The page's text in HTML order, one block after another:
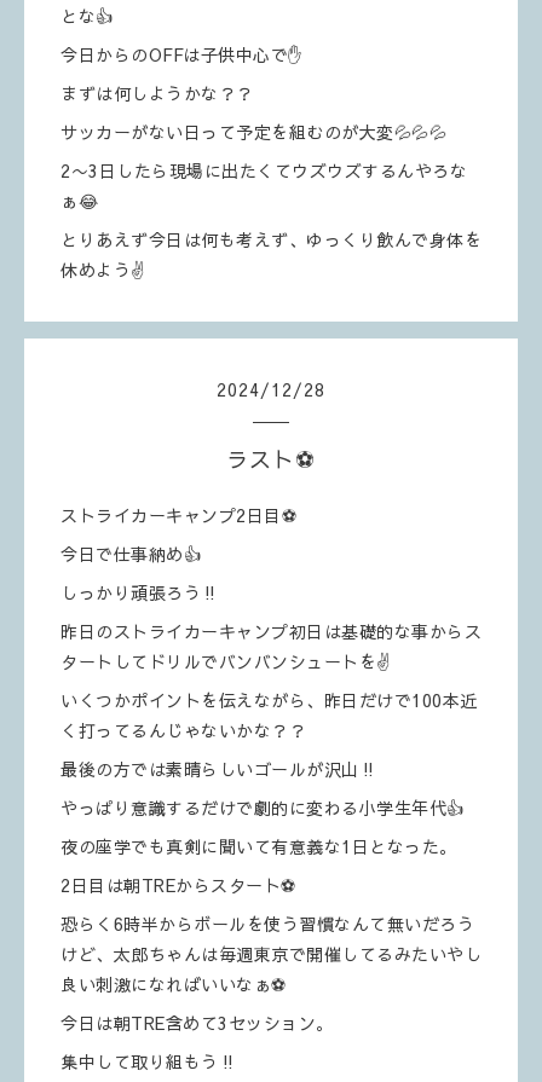
とな👍
今日からのOFFは子供中心で✋
まずは何しようかな？？
サッカーがない日って予定を組むのが大変💦💦💦
2〜3日したら現場に出たくてウズウズするんやろな
ぁ😂
とりあえず今日は何も考えず、ゆっくり飲んで身体を
休めよう✌️
2024/12/28
ラスト⚽️
ストライカーキャンプ2日目⚽️
今日で仕事納め👍
しっかり頑張ろう‼️
昨日のストライカーキャンプ初日は基礎的な事からス
タートしてドリルでバンバンシュートを✌️
いくつかポイントを伝えながら、昨日だけで100本近
く打ってるんじゃないかな？？
最後の方では素晴らしいゴールが沢山‼️
やっぱり意識するだけで劇的に変わる小学生年代👍
夜の座学でも真剣に聞いて有意義な1日となった。
2日目は朝TREからスタート⚽️
恐らく6時半からボールを使う習慣なんて無いだろう
けど、太郎ちゃんは毎週東京で開催してるみたいやし
良い刺激になればいいなぁ⚽️
今日は朝TRE含めて3セッション。
集中して取り組もう‼️